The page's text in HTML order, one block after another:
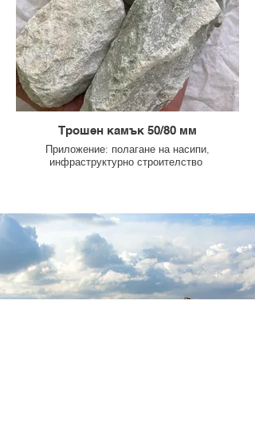
Трошен камък 50/80 мм
Приложение: полагане на насипи,
инфраструктурно строителство